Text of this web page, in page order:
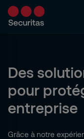
Des
pour
entreprise
Grâce à notre